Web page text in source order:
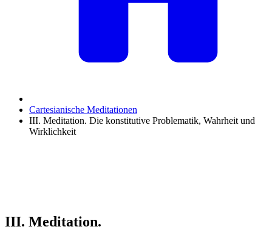
Cartesianische Meditationen
III. Meditation. Die konstitutive Problematik, Wahrheit und
Wirklichkeit
III. Meditation.